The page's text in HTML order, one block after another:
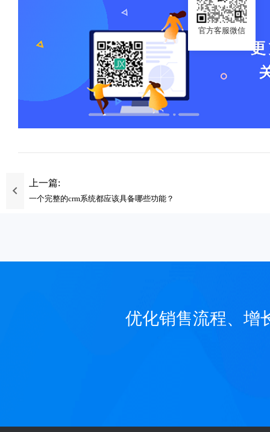
上一篇:
一个完整的crm系统都应该具备哪些功能？
优化销售流程、增
官方客服微信